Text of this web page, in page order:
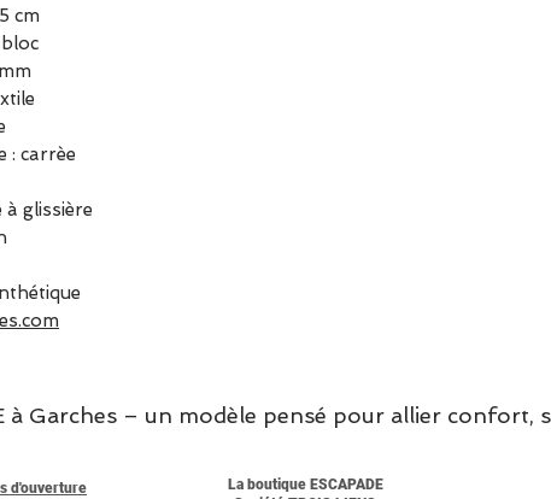
cm
: carrèe
glissière
à Garches – un modèle pensé pour allier confort,
d'ouverture
La boutique ESCAPADE